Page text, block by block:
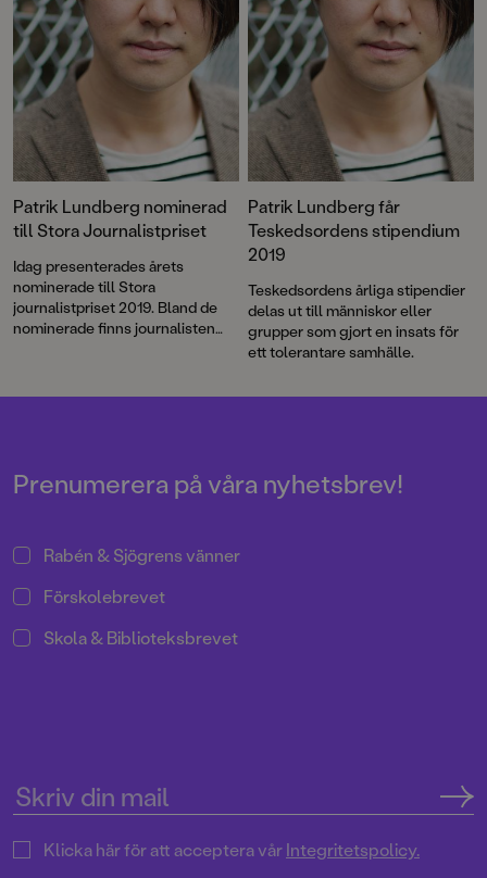
Patrik Lundberg nominerad
till Stora Journalistpriset
Idag presenterades årets
nominerade till Stora
journalistpriset 2019. Bland de
nominerade finns journalisten
Patrik Lundberg får
Teskedsordens stipendium
2019
Teskedsordens årliga stipendier
delas ut till människor eller
grupper som gjort en insats för
ett tolerantare samhälle.
Prenumerera på våra nyhetsbrev!
Rabén & Sjögrens vänner
Förskolebrevet
Skola & Biblioteksbrevet
Klicka här för att acceptera vårIntegritetspolicy.